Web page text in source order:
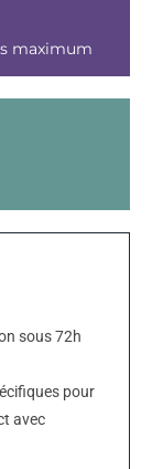
maximum
sous 72h
pour
avec